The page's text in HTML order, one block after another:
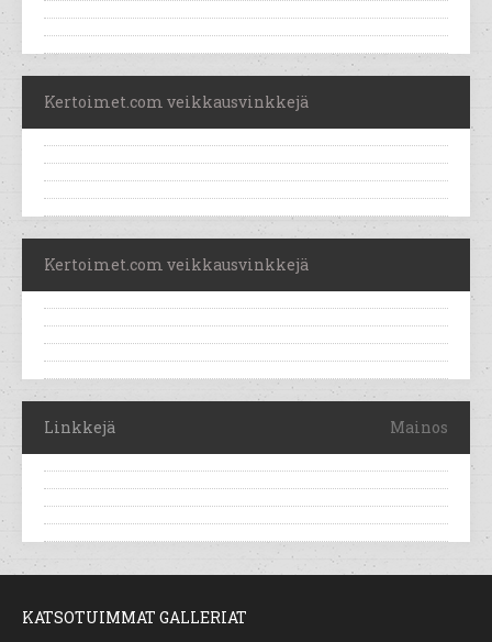
Kertoimet.com veikkausvinkkejä
Kertoimet.com veikkausvinkkejä
Linkkejä Mainos
KATSOTUIMMAT GALLERIAT